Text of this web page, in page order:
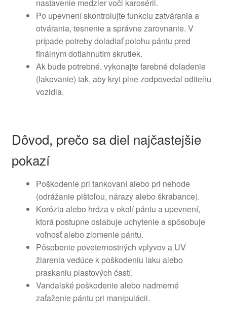
nastavenie medzier voči karosérii.
Po upevnení skontrolujte funkciu zatvárania a
otvárania, tesnenie a správne zarovnanie. V
prípade potreby doladiať polohu pántu pred
finálnym dotiahnutím skrutiek.
Ak bude potrebné, vykonajte farebné doladenie
(lakovanie) tak, aby kryt plne zodpovedal odtieňu
vozidla.
Dôvod, prečo sa diel najčastejšie
pokazí
Poškodenie pri tankovaní alebo pri nehode
(odrážanie pištoľou, nárazy alebo škrabance).
Korózia alebo hrdza v okolí pántu a upevnení,
ktorá postupne oslabuje uchytenie a spôsobuje
voľnosť alebo zlomenie pántu.
Pôsobenie poveternostných vplyvov a UV
žiarenia vedúce k poškodeniu laku alebo
praskaniu plastových častí.
Vandalské poškodenie alebo nadmerné
zaťaženie pántu pri manipulácii.